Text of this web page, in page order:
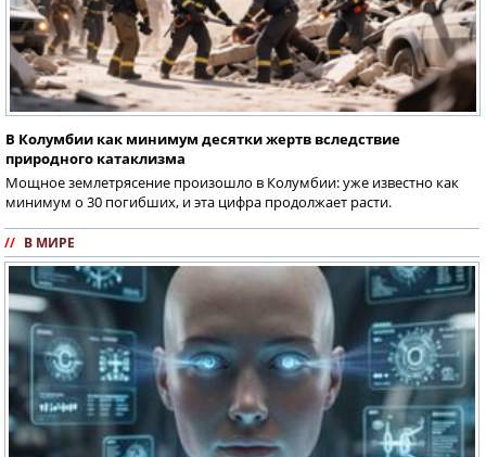
В Колумбии как минимум десятки жертв вследствие
природного катаклизма
Мощное землетрясение произошло в Колумбии: уже известно как
минимум о 30 погибших, и эта цифра продолжает расти.
// В МИРЕ